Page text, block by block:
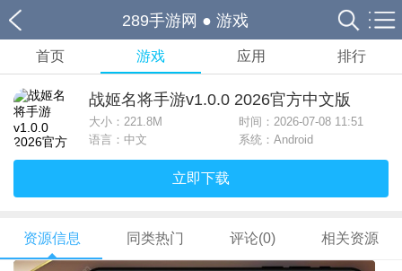
289手游网 ● 游戏
首页 游戏 应用 排行
战姬名将手游v1.0.0 2026官方中文版
大小： 221.8M
时间：2026-07-08 11:51
语言：中文
系统：Android
立即下载
资源信息 同类热门 评论(0) 相关资源